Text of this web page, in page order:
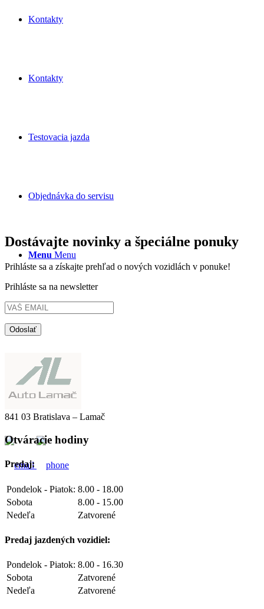
Kontakty
Kontakty
Testovacia jazda
Objednávka do servisu
Menu Menu
Dostávajte novinky a špeciálne ponuky
Prihláste sa a získajte prehľad o nových vozidlách v ponuke!
Prihláste sa na newsletter
Odoslať
Kontakt
Auto Lamač
841 03 Bratislava – Lamač
Otváracie hodiny
Predaj:
Pondelok - Piatok: 8.00 - 18.00
Sobota
8.00 - 15.00
Nedeľa
Zatvorené
Predaj jazdených vozidiel:
Pondelok - Piatok: 8.00 - 16.30
Sobota
Zatvorené
Nedeľa
Zatvorené